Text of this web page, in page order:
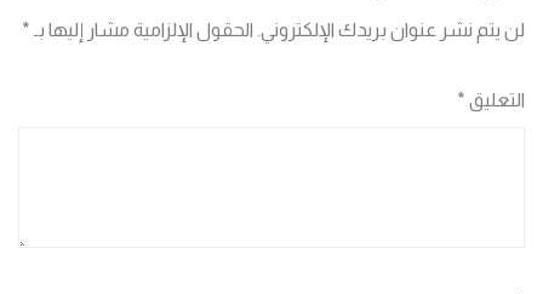
لن يتم نشر عنوان بريدك الإلكتروني. الحقول الإلزامية مشار إليها بـ *
التعليق *